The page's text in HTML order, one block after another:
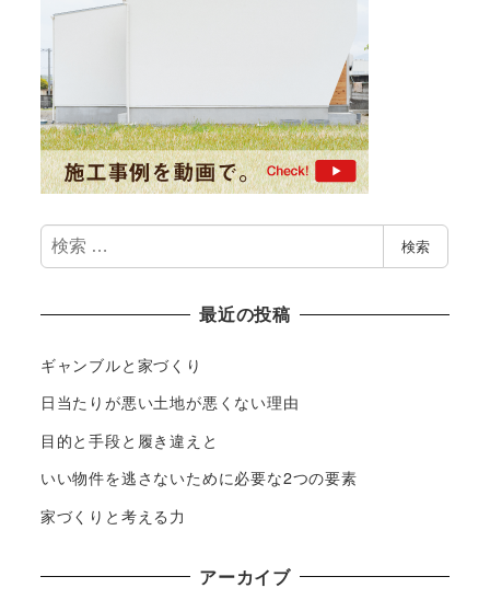
検
索
検索
最近の投稿
ギャンブルと家づくり
日当たりが悪い土地が悪くない理由
目的と手段と履き違えと
いい物件を逃さないために必要な2つの要素
家づくりと考える力
アーカイブ